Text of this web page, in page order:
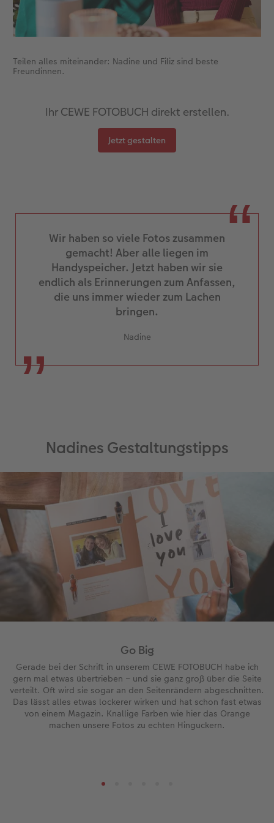
Teilen alles miteinander: Nadine und Filiz sind beste
Freundinnen.
Ihr CEWE FOTOBUCH direkt erstellen.
Jetzt gestalten
Wir haben so viele Fotos zusammen
gemacht! Aber alle liegen im
Handyspeicher. Jetzt haben wir sie
endlich als Erinnerungen zum Anfassen,
die uns immer wieder zum Lachen
bringen.
Nadine
Nadines Gestaltungstipps
Go Big
Gerade bei der Schrift in unserem CEWE FOTOBUCH habe ich
gern mal etwas übertrieben – und sie ganz groß über die Seite
verteilt. Oft wird sie sogar an den Seitenrändern abgeschnitten.
Das lässt alles etwas lockerer wirken und hat schon fast etwas
von einem Magazin. Knallige Farben wie hier das Orange
machen unsere Fotos zu echten Hinguckern.